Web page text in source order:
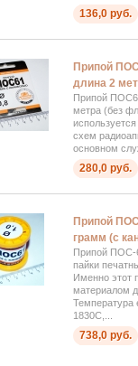
136,0 руб.
Припой
длина 2
Припой
метра (без
схем
основном
280,0 руб.
Припой
грамм (с
Припой ПОС-
пайки
Именно этот
материалом
Температура
1830C,...
738,0 руб.